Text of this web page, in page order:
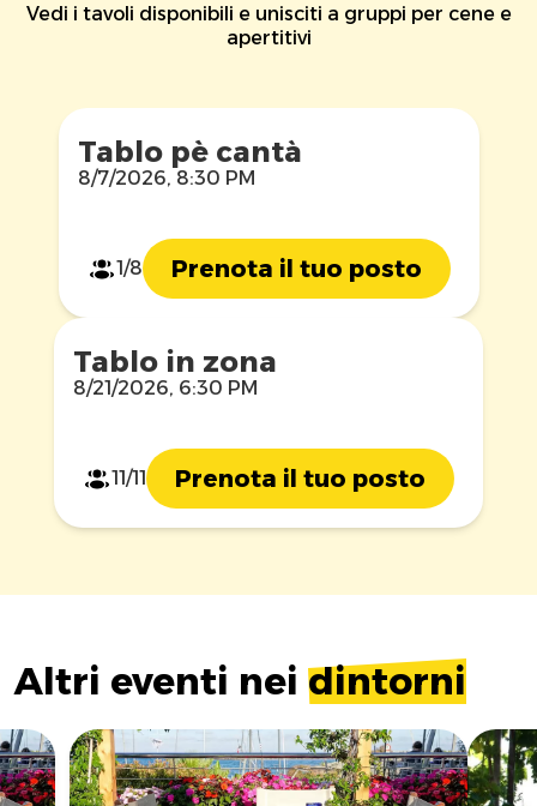
Vedi i tavoli disponibili e unisciti a gruppi per cene e
apertitivi
Tablo pè cantà
8/7/2026, 8:30 PM
1/8 Prenota il tuo posto
Tablo in zona
8/21/2026, 6:30 PM
11/11 Prenota il tuo posto
Altri eventi nei dintorni